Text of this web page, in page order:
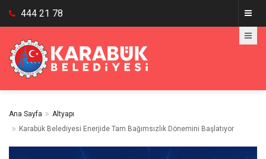
444 21 78
Ana Sayfa
Altyapı
Karabük Belediyesi Enerjide Tam Bağımsızlık Dönemini Başlatıyor